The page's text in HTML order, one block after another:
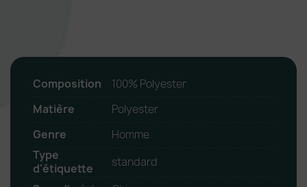
Composition
100% Polyester
Matière
Polyester
Genre
Homme
Type
d'étiquette
standard